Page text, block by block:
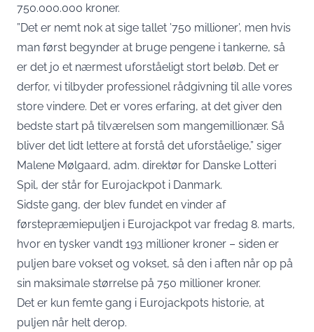
750.000.000 kroner.
”Det er nemt nok at sige tallet ’750 millioner’, men hvis
man først begynder at bruge pengene i tankerne, så
er det jo et nærmest uforståeligt stort beløb. Det er
derfor, vi tilbyder professionel rådgivning til alle vores
store vindere. Det er vores erfaring, at det giver den
bedste start på tilværelsen som mangemillionær. Så
bliver det lidt lettere at forstå det uforståelige,” siger
Malene Mølgaard, adm. direktør for Danske Lotteri
Spil, der står for Eurojackpot i Danmark.
Sidste gang, der blev fundet en vinder af
førstepræmiepuljen i Eurojackpot var fredag 8. marts,
hvor en tysker vandt 193 millioner kroner – siden er
puljen bare vokset og vokset, så den i aften når op på
sin maksimale størrelse på 750 millioner kroner.
Det er kun femte gang i Eurojackpots historie, at
puljen når helt derop.